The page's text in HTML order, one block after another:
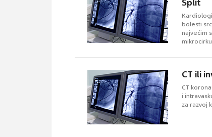
Split
bolesti
najvećim
CT ili
CT
i
za razvoj